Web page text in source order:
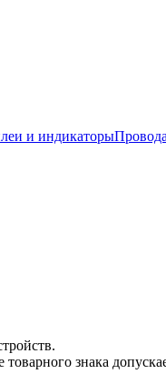
и индикаторы
знака